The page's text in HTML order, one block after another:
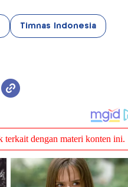
Timnas Indonesia